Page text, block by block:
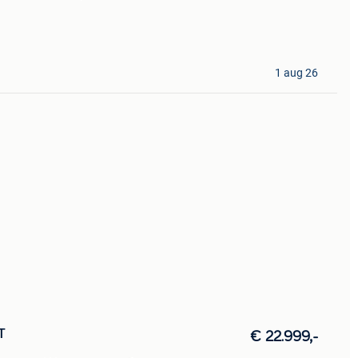
1 aug 26
€ 22.999,-